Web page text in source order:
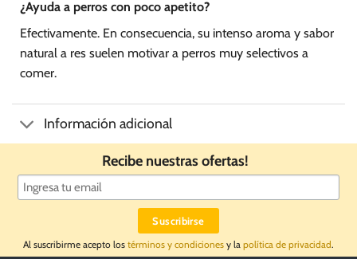
¿Ayuda a perros con poco apetito?
Efectivamente. En consecuencia, su intenso aroma y sabor
natural a res suelen motivar a perros muy selectivos a
comer.
Información adicional
Recibe nuestras ofertas!
Al suscribirme acepto los términos y condiciones y la política de privacidad.